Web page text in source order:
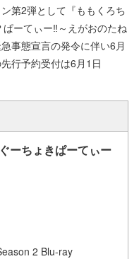
第2弾として『ももくろち
ーてぃー‼～えがおのたね
事態宣言の発令に伴い6月
行予約受付は6月1日
ーちょきぱーてぃー
2 Blu-ray